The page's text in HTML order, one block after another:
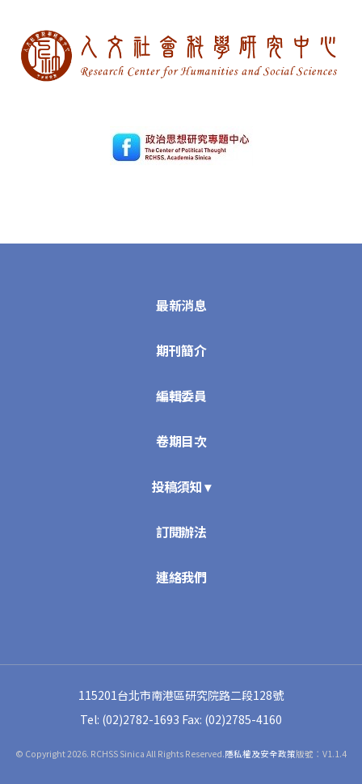
最新消息
期刊簡介
編輯委員
卷期目次
投稿須知 ▾
訂閱辦法
連絡我們
115201台北市南港區研究院路二段128號
Tel: (02)2782-1693 Fax: (02)2785-4160
© Copyright 2026. RCHSS Sinica All Rights Reserved.隱私權及安全政策版號：V1.1.4